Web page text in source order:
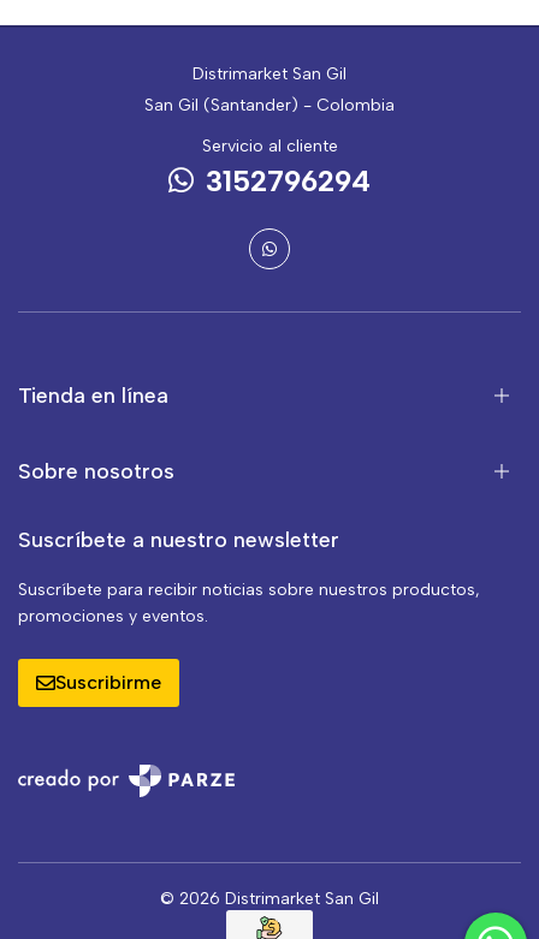
Distrimarket San Gil
San Gil (Santander) - Colombia
Servicio al cliente
3152796294
Tienda en línea
Sobre nosotros
Suscríbete a nuestro newsletter
Suscríbete para recibir noticias sobre nuestros productos,
promociones y eventos.
Suscribirme
© 2026 Distrimarket San Gil